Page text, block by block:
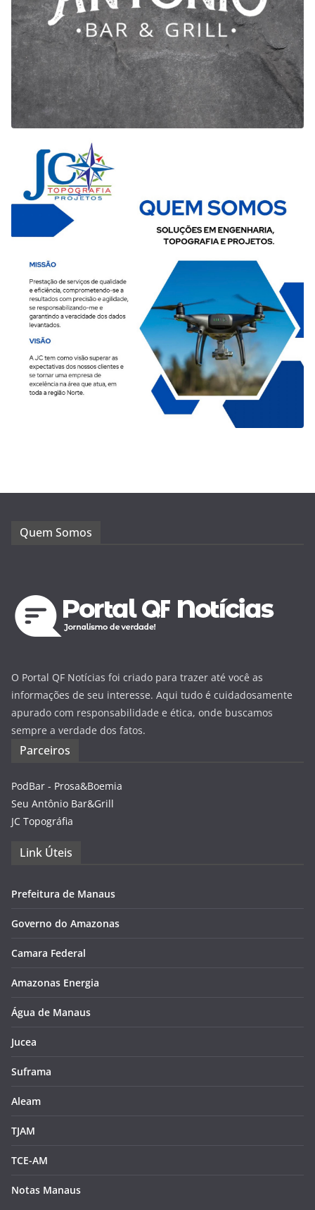
Quem Somos
O Portal QF Notícias foi criado para trazer até você as
informações de seu interesse. Aqui tudo é cuidadosamente
apurado com responsabilidade e ética, onde buscamos
sempre a verdade dos fatos.
Parceiros
PodBar - Prosa&Boemia
Seu Antônio Bar&Grill
JC Topográfia
Link Úteis
Prefeitura de Manaus
Governo do Amazonas
Camara Federal
Amazonas Energia
Água de Manaus
Jucea
Suframa
Aleam
TJAM
TCE-AM
Notas Manaus